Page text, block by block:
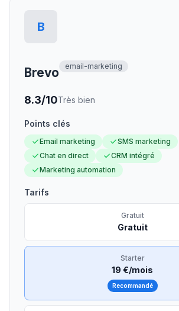
B
Brevo email-marketing
8.3/10Très bien
Points clés
Email marketing
SMS marketing
Chat en direct
CRM intégré
Marketing automation
Tarifs
Gratuit
Gratuit
Starter
19 €/mois
Recommandé